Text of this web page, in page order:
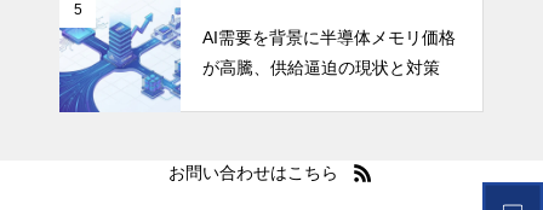
5
AI需要を背景に半導体メモリ価格
が高騰、供給逼迫の現状と対策
お問い合わせはこちら